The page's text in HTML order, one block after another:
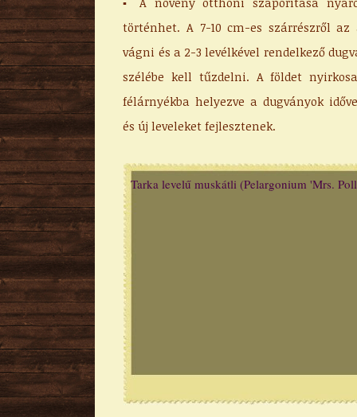
történhet. A 7-10 cm-es szárrészről
vágni és a 2-3 levélkével rendelkező
szélébe kell tűzdelni. A földet
félárnyékba helyezve a dugványok
és új leveleket fejlesztenek.
Tarka levelű muskátli (Pelargonium 'Mrs.